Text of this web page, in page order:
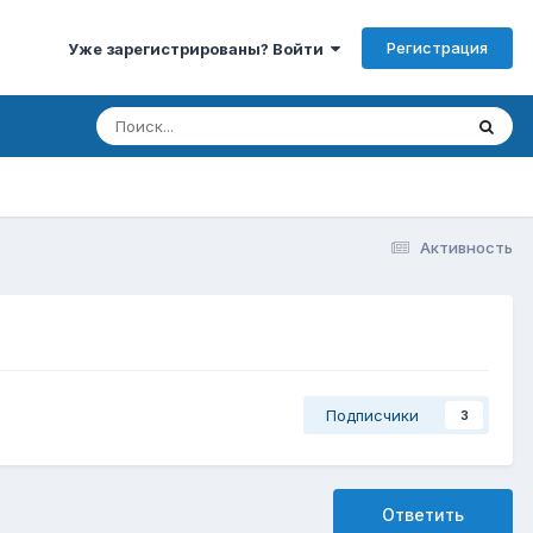
Уже зарегистрированы? Войти Регистрация
Активность
Подписчики 3
Ответить